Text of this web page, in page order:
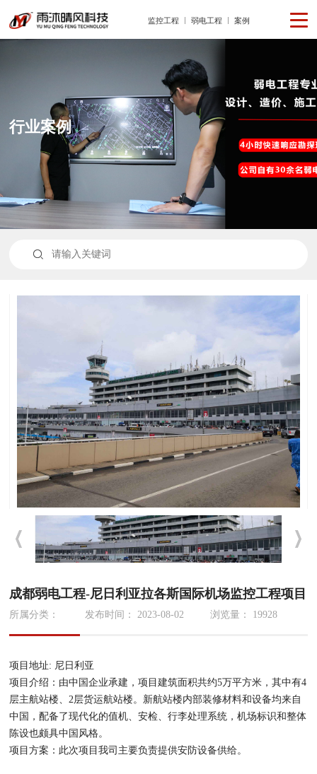
监控工程 弱电工程 案例
行业案例

成都弱电工程-尼日利亚拉各斯国际机场监控工程项目
所属分类： 发布时间： 2023-08-02 浏览量： 19928
项目地址: 尼日利亚
项目介绍：由中国企业承建，项目建筑面积共约5万平方米，其中有4
层主航站楼、2层货运航站楼。新航站楼内部装修材料和设备均来自
中国，配备了现代化的值机、安检、行李处理系统，机场标识和整体
陈设也颇具中国风格。
项目方案：此次项目我司主要负责提供安防设备供给。